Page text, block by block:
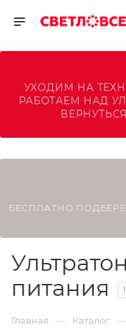
УХОДИМ НА
РАБОТАЕМ НАД
БЕСПЛАТНО
питания
Главная — Каталог —